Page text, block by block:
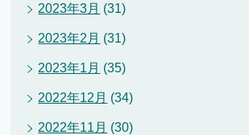
2023年3月 (31)
2023年2月 (31)
2023年1月 (35)
2022年12月 (34)
2022年11月 (30)